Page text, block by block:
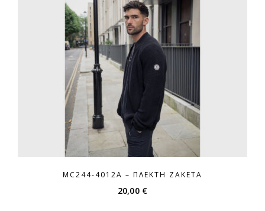
MC244-4012A – ΠΛΕΚΤΉ ΖΑΚΈΤΑ
20,00 €